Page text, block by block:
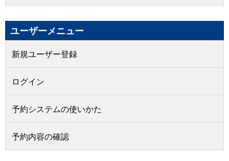
ユーザーメニュー
新規ユーザー登録
ログイン
予約システムの使いかた
予約内容の確認